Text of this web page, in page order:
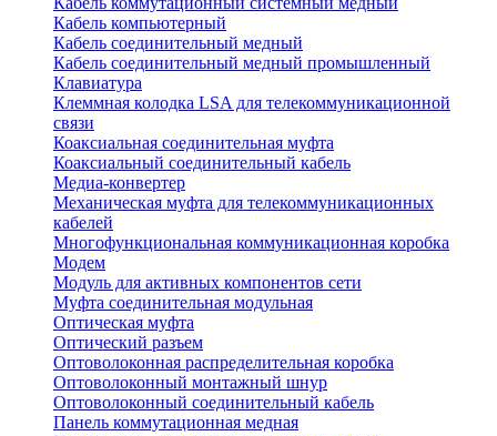
Кабель компьютерный
Кабель соединительный медный
Кабель соединительный медный промышленный
Клавиатура
Клеммная колодка LSA для телекоммуникационной
связи
Коаксиальная соединительная муфта
Коаксиальный соединительный кабель
Медиа-конвертер
Механическая муфта для телекоммуникационных
кабелей
Многофункциональная коммуникационная коробка
Модем
Модуль для активных компонентов сети
Муфта соединительная модульная
Оптическая муфта
Оптический разъем
Оптоволоконная распределительная коробка
Оптоволоконный монтажный шнур
Оптоволоконный соединительный кабель
Панель коммутационная медная